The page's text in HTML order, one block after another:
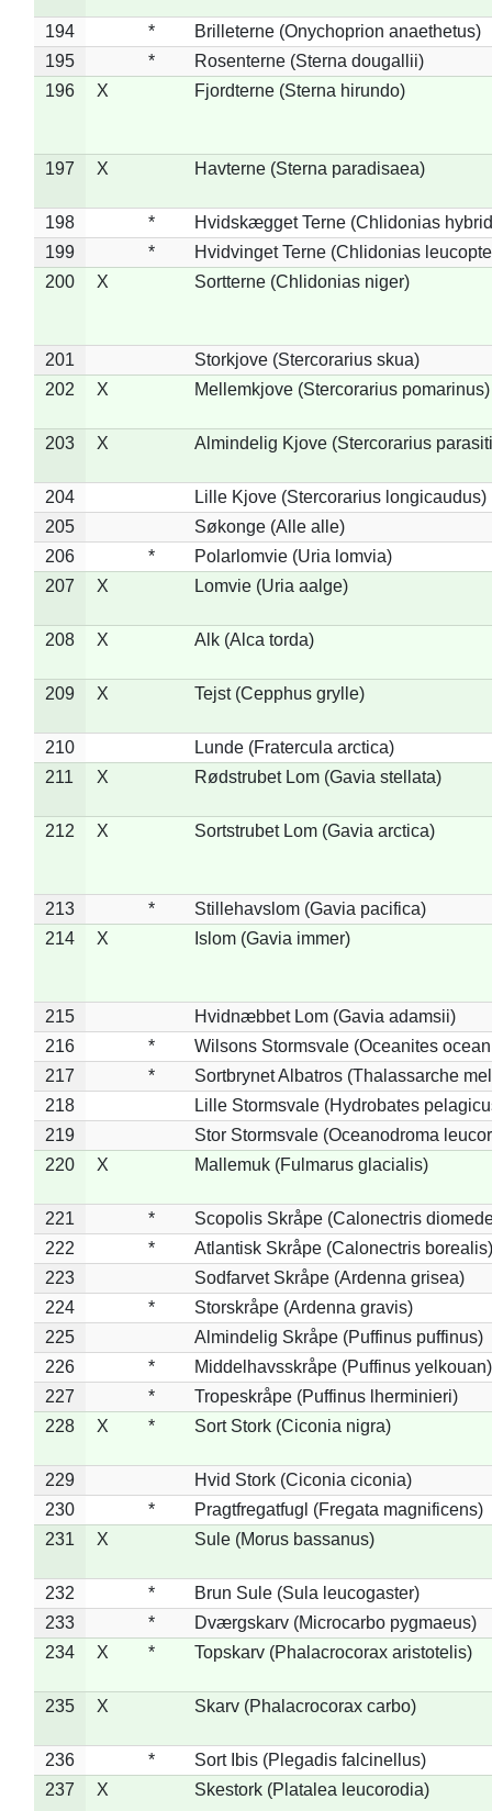
194 *
Brilleterne (Onychoprion anaethetus)
195
*
Rosenterne (Sterna dougallii)
196
X Fjordterne (Sterna hirundo)
197 X Havterne (Sterna paradisaea)
198 *
Hvidskægget Terne (Chlidonias
199
*
Hvidvinget Terne (Chlidonias
200
X Sortterne (Chlidonias niger)
201
Storkjove (Stercorarius skua)
202
X Mellemkjove (Stercorarius pomarinus)
203 X Almindelig Kjove (Stercorarius
204
Lille Kjove (Stercorarius longicaudus)
205
Søkonge (Alle alle)
206
*
Polarlomvie (Uria lomvia)
207
X Lomvie (Uria aalge)
208 X Alk (Alca torda)
209 X Tejst (Cepphus grylle)
210
Lunde (Fratercula arctica)
211
X Rødstrubet Lom (Gavia stellata)
212 X Sortstrubet Lom (Gavia arctica)
213 *
Stillehavslom (Gavia pacifica)
214
X Islom (Gavia immer)
215
Hvidnæbbet Lom (Gavia adamsii)
216
*
Wilsons Stormsvale (Oceanites
217
*
Sortbrynet Albatros (Thalassarche
218
Lille Stormsvale (Hydrobates
219
Stor Stormsvale (Oceanodroma
220
X Mallemuk (Fulmarus glacialis)
221 *
Scopolis Skråpe (Calonectris
222
*
Atlantisk Skråpe (Calonectris borealis)
223
Sodfarvet Skråpe (Ardenna grisea)
224
*
Storskråpe (Ardenna gravis)
225
Almindelig Skråpe (Puffinus puffinus)
226
*
Middelhavsskråpe (Puffinus yelkouan)
227
*
Tropeskråpe (Puffinus lherminieri)
228
X * Sort Stork (Ciconia nigra)
229
Hvid Stork (Ciconia ciconia)
230
*
Pragtfregatfugl (Fregata magnificens)
231
X Sule (Morus bassanus)
232 *
Brun Sule (Sula leucogaster)
233
*
Dværgskarv (Microcarbo pygmaeus)
234
X * Topskarv (Phalacrocorax aristotelis)
235 X Skarv (Phalacrocorax carbo)
236 *
Sort Ibis (Plegadis falcinellus)
237
X Skestork (Platalea leucorodia)